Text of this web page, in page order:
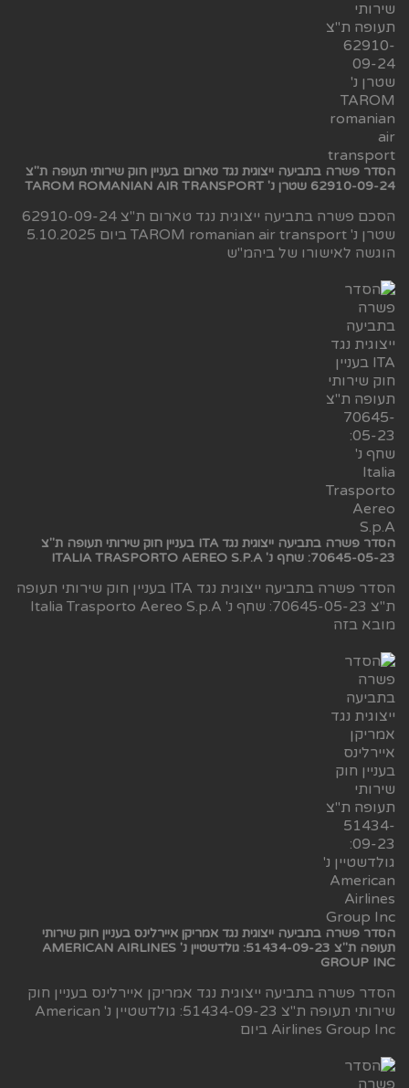
הסדר פשרה בתביעה ייצוגית נגד טארום בעניין חוק שירותי תעופה ת"צ
62910-09-24 שטרן נ' TAROM ROMANIAN AIR TRANSPORT
הסכם פשרה בתביעה ייצוגית נגד טארום ת"צ 62910-09-24
שטרן נ' TAROM romanian air transport ביום 5.10.2025
הוגשה לאישורו של ביהמ"ש
הסדר פשרה בתביעה ייצוגית נגד ITA בעניין חוק שירותי תעופה ת"צ
70645-05-23: שחף נ' ITALIA TRASPORTO AEREO S.P.A
הסדר פשרה בתביעה ייצוגית נגד ITA בעניין חוק שירותי תעופה
ת"צ 70645-05-23: שחף נ' Italia Trasporto Aereo S.p.A
מובא בזה
הסדר פשרה בתביעה ייצוגית נגד אמריקן איירלינס בעניין חוק שירותי
תעופה ת"צ 51434-09-23: גולדשטיין נ' AMERICAN AIRLINES
GROUP INC
הסדר פשרה בתביעה ייצוגית נגד אמריקן איירלינס בעניין חוק
שירותי תעופה ת"צ 51434-09-23: גולדשטיין נ' American
Airlines Group Inc ביום